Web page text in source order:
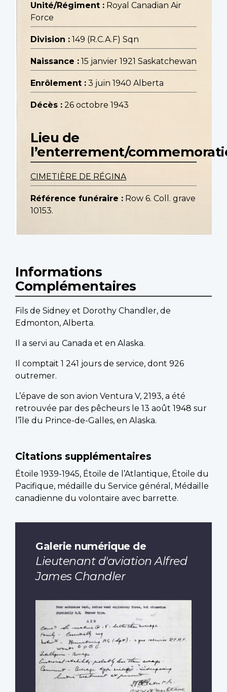
Unité/Régiment : Royal Canadian Air
Force
Division : 149 (R.C.A.F) Sqn
Naissance : 15 janvier 1921 Saskatchewan
Enrôlement : 3 juin 1940 Alberta
Décès : 26 octobre 1943
Lieu de
l’enterrement/
CIMETIÈRE DE RÉGINA
Référence funéraire : Row 6. Coll. grave
10153.
Informations
Complémentaires
Fils de Sidney et Dorothy Chandler, de
Edmonton, Alberta.
Il a servi au Canada et en Alaska.
Il comptait 1 241 jours de service, dont 926
outremer.
L’épave de son avion Ventura V, 2193, a été
retrouvée par des pêcheurs le 13 août 1948 sur
l’île du Prince-de-Galles, en Alaska.
Citations supplémentaires
Étoile 1939-1945, Étoile de l’Atlantique, Étoile du
Pacifique, médaille du Service général, Médaille
canadienne du volontaire avec barrette.
Galerie numérique de
Lieutenant d'aviation Alfred
James Chandler